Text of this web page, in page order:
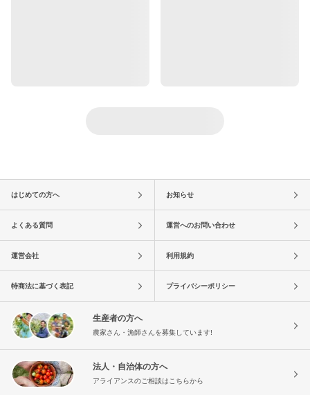
はじめての方へ お知らせ
よくある質問 運営へのお問い合わせ
運営会社 利用規約
特商法に基づく表記 プライバシーポリシー
生産者の方へ
農家さん・漁師さんを募集しています!
法人・自治体の方へ
アライアンスのご相談はこちらから